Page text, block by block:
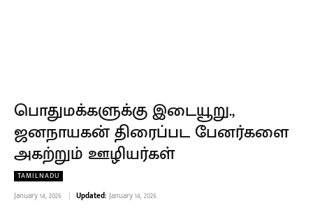
பொதுமக்களுக்கு இடையூறு.,
ஜனநாயகன் திரைப்பட பேனர்களை
அகற்றும் ஊழியர்கள்
TAMILNADU
January 14, 2026 Updated: January 14, 2026